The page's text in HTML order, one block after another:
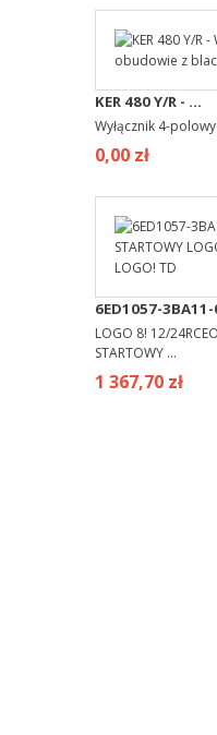
KER 480 Y/R - ...
Wyłącznik 4-
0,00 zł
6ED1057-
LOGO 8! 12/
STARTOWY ...
1 367,70 zł